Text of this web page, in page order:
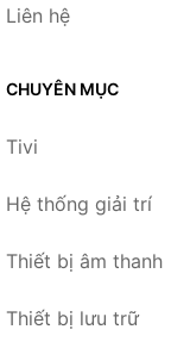
Liên hệ
CHUYÊN MỤC
Tivi
Hệ thống giải trí
Thiết bị âm thanh
Thiết bị lưu trữ